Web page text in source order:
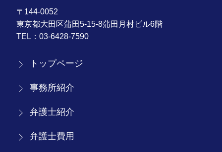
〒144-0052
東京都大田区蒲田5-15-8蒲田月村ビル6階
TEL： 03-6428-7590
トップページ
事務所紹介
弁護士紹介
弁護士費用